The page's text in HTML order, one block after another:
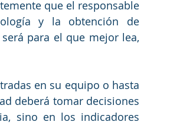
que el responsable
y la obtención de
para el que mejor lea,
en su equipo o hasta
deberá tomar decisiones
sino en los indicadores